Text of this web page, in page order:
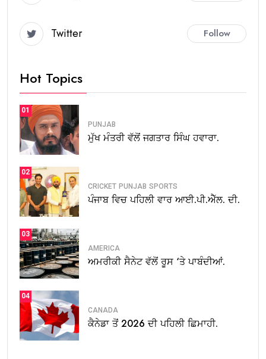
Twitter Follow
Hot Topics
01
PUNJAB
ਮੁੱਖ ਮੰਤਰੀ ਵੱਲੋਂ ਜਗਤਾਰ ਸਿੰਘ ਹਵਾਰਾ.
02
CRICKET PUNJAB SPORTS
ਪੰਜਾਬ ਵਿਚ ਪਹਿਲੀ ਵਾਰ ਆਈ.ਪੀ.ਐੱਲ. ਦੀ.
03
AMERICA
ਅਮਰੀਕੀ ਸੈਨੇਟ ਵੱਲੋਂ ਰੂਸ ‘ਤੇ ਪਾਬੰਦੀਆਂ.
04
CANADA
ਕੈਨੇਡਾ ਤੋਂ 2026 ਦੀ ਪਹਿਲੀ ਛਿਮਾਹੀ.